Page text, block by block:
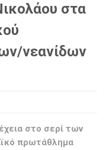
στα
νεανίδων
στο σερί των
πρωτάθλημα